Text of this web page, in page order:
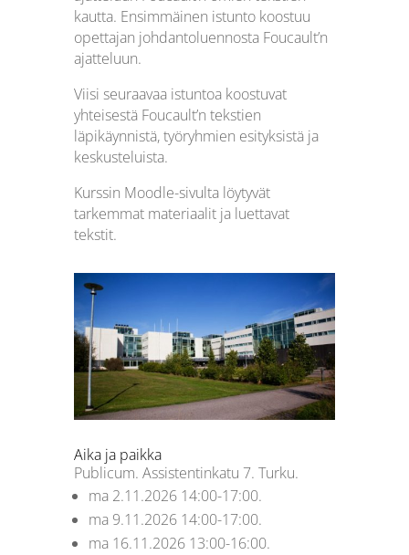
kautta. Ensimmäinen istunto koostuu
opettajan johdantoluennosta Foucault’n
ajatteluun.
Viisi seuraavaa istuntoa koostuvat
yhteisestä Foucault’n tekstien
läpikäynnistä, työryhmien esityksistä ja
keskusteluista.
Kurssin Moodle-sivulta löytyvät
tarkemmat materiaalit ja luettavat
tekstit.
Aika ja paikka
Publicum. Assistentinkatu 7. Turku.
ma 2.11.2026 14:00-17:00.
ma 9.11.2026 14:00-17:00.
ma 16.11.2026 13:00-16:00.